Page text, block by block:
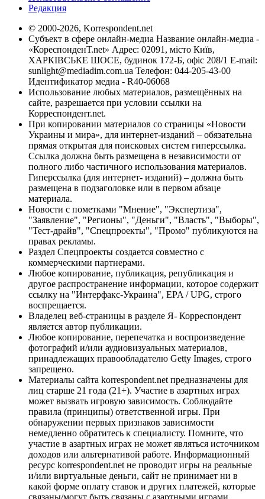
Редакция
© 2000-2026, Korrespondent.net
Субъект в сфере онлайн-медиа Название онлайн-медиа -
«КореспонденТ.net» Адрес: 02091, місто Київ,
ХАРКІВСЬКЕ ШОСЕ, будинок 172-Б, офіс 208/1 E-mail:
sunlight@mediadim.com.ua Телефон: 044-205-43-00
Идентификатор медиа - R40-06068
Использование любых материалов, размещённых на
сайте, разрешается при условии ссылки на
Корреспондент.net.
При копировании материалов со страницы «Новости
Украины и мира», для интернет-изданий – обязательна
прямая открытая для поисковых систем гиперссылка.
Ссылка должна быть размещена в независимости от
полного либо частичного использования материалов.
Гиперссылка (для интернет- изданий) – должна быть
размещена в подзаголовке или в первом абзаце
материала.
Новости с пометками "Мнение", "Экспертиза",
"Заявление", "Регионы", "Деньги", "Власть", "Выборы",
"Тест-драйв", "Спецпроекты", "Промо" публикуются на
правах рекламы.
Раздел Спецпроекты создается совместно с
коммерческими партнерами.
Любое копирование, публикация, републикация и
другое распространение информации, которое содержит
ссылку на "Интерфакс-Украина", EPA / UPG, строго
воспрещается.
Владелец веб-страницы в разделе Я- Корреспондент
является автор публикации.
Любое копирование, перепечатка и воспроизведение
фотографий и/или аудиовизуальных материалов,
принадлежащих правообладателю Getty Images, строго
запрещено.
Материалы сайта korrespondent.net предназначены для
лиц старше 21 года (21+). Участие в азартных играх
может вызвать игровую зависимость. Соблюдайте
правила (принципы) ответственной игры. При
обнаружении первых признаков зависимости
немедленно обратитесь к специалисту. Помните, что
участие в азартных играх не может являться источником
доходов или альтернативой работе. Информационный
ресурс korrespondent.net не проводит игры на реальные
и/или виртуальные деньги, сайт не принимает ни в
какой форме оплату ставок и других платежей, которые